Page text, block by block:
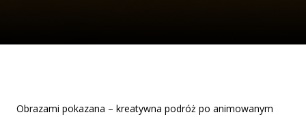
Obrazami pokazana – kreatywna podróż po animowanym